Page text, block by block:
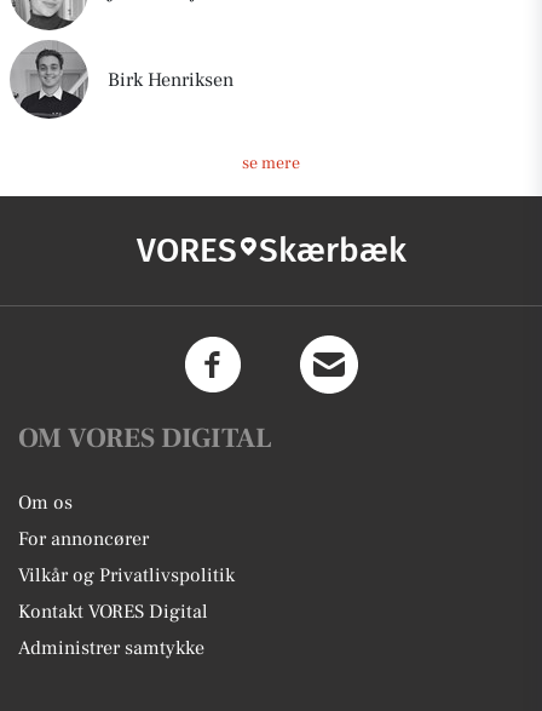
Birk Henriksen
se mere
VORES Skærbæk
OM VORES DIGITAL
Om os
For annoncører
Vilkår og Privatlivspolitik
Kontakt VORES Digital
Administrer samtykke